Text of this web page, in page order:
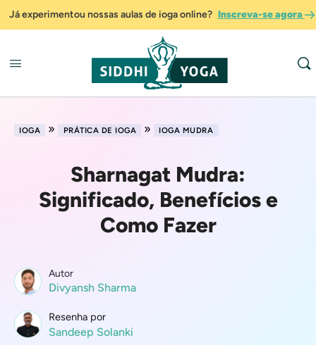
Já experimentou nossas aulas de ioga online? Inscreva-se agora
IOGA » PRÁTICA DE IOGA » IOGA MUDRA
Sharnagat Mudra:
Significado, Benefícios e
Como Fazer
Autor
Divyansh Sharma
Resenha por
Sandeep Solanki